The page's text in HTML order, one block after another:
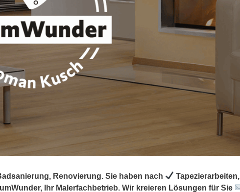
Renovierung. Sie haben nach Tapezierarbeiten,
Ihr Malerfachbetrieb. Wir kreieren Lösungen für Sie